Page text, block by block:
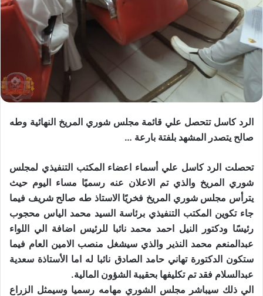
الرد كاسل تتحصل علي قائمة مجلس شوري المريخ النهائية وطه
صالح يتصدر المشهد بلفتة بارعة …
تحصلت الرد كاسل علي أسماء اعضاء المكتب التنفيذي لمجلس
شوري المريخ والذي تم الاعلان عنه رسميًا مساء اليوم حيث
يترأس مجلس شوري المريخ فخريًا الاستاذ طه صالح شريف فيما
جاء تكوين المكتب التنفيذي برئاسة السيد محمد الياس محجوب
رئيسًا ودكتور النيل احمد محمد نائبا للرئيس اضافة الي اللواء
عبدالمنعم محمد النذير والذي سيشغل منصب الامين العام فيما
ستكون الدكتورة تهاني حامد الصادق نائبا له اما الأستاذة سعدية
عبدالسلام فقد تم تكليفها بحقيبة الشؤون المالية.
الي ذلك سيباشر مجلس الشوري مهامه رسميا وسيمثل الزراع